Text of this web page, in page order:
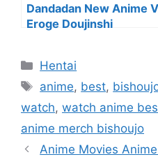
Dandadan New Anime
Eroge Doujinshi
Categorías
Hentai
Etiquetas
anime, best,
watch, watch anime
anime merch bishoujo
Anime Movies